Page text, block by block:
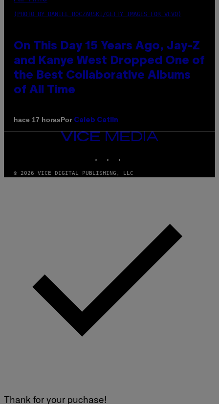
(PHOTO BY DANIEL BOCZARSKI/GETTY IMAGES FOR VEVO)
On This Day 15 Years Ago, Jay-Z
and Kanye West Dropped One of
the Best Collaborative Albums
of All Time
hace 17 horasPor Caleb Catlin
VICE
MEDIA
© 2026 VICE DIGITAL PUBLISHING, LLC
Thank for your puchase!